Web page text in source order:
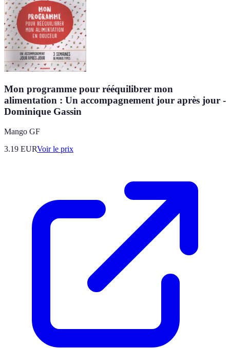
Mon programme pour rééquilibrer mon
alimentation : Un accompagnement jour après jour -
Dominique Gassin
Mango GF
3.19 EURVoir le prix